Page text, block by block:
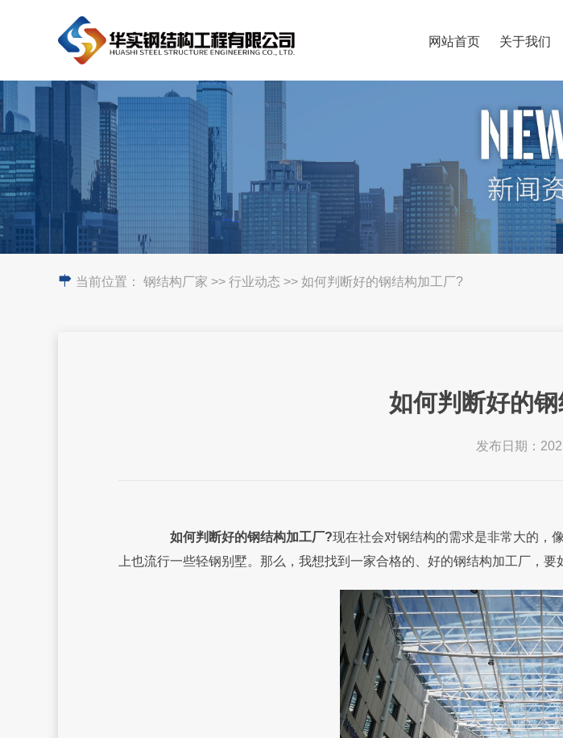
网站首页 关于我们
当前位置： 钢结构厂家 >> 行业动态 >> 如何判断好的钢结构加工厂?
如何判断好的
发布日期：
如何判断好的钢结构加工厂?现在社会对钢结构的需求是非常大的，
上也流行一些轻钢别墅。那么，我想找到一家合格的、好的钢结构加工厂，要